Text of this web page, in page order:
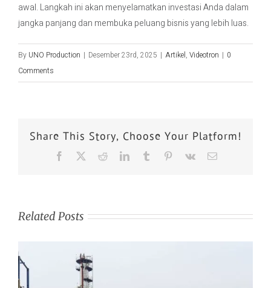
awal. Langkah ini akan menyelamatkan investasi Anda dalam
jangka panjang dan membuka peluang bisnis yang lebih luas.
By UNO Production | Desember 23rd, 2025 | Artikel, Videotron | 0
Comments
Share This Story, Choose Your Platform!
Related Posts